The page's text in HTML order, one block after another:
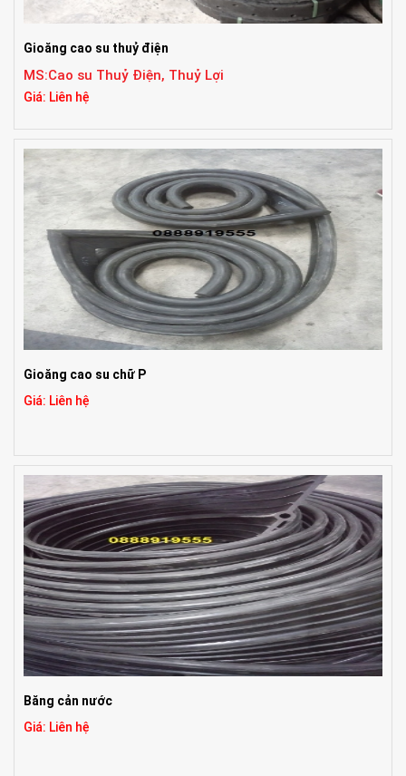
Gioăng cao su thuỷ điện
MS:Cao su Thuỷ Điện, Thuỷ Lợi
Giá: Liên hệ
Gioăng cao su chữ P
Giá: Liên hệ
Băng cản nước
Giá: Liên hệ